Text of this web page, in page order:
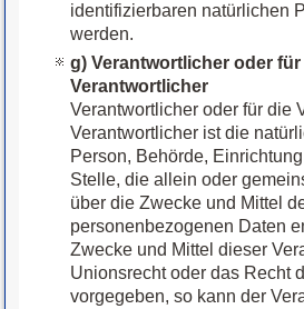
identifizierbaren natürlichen
werden.
g) Verantwortlicher oder
Verantwortlicher
Verantwortlicher oder für die
Verantwortlicher ist die
Person, Behörde,
Stelle, die allein oder
über die Zwecke und Mittel
personenbezogenen Daten
Zwecke und Mittel dieser
Unionsrecht oder das Recht
vorgegeben, so kann der